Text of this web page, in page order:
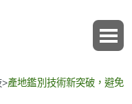
>產地鑑別技術新突破，避免